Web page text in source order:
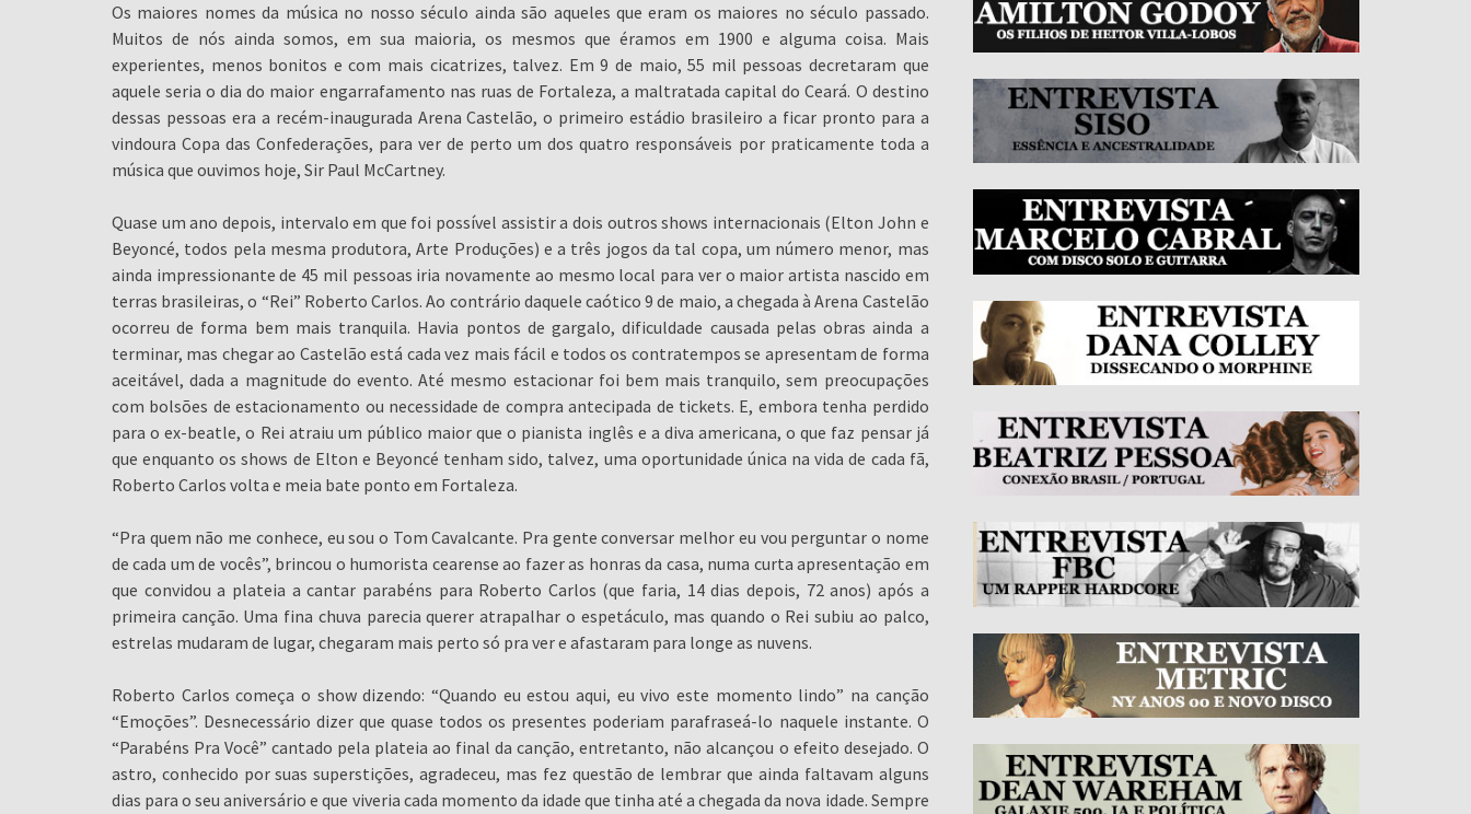
Os maiores nomes da música no nosso século ainda são aqueles que eram os maiores no século passado.
Muitos de nós ainda somos, em sua maioria, os mesmos que éramos em 1900 e alguma coisa. Mais
experientes, menos bonitos e com mais cicatrizes, talvez. Em 9 de maio, 55 mil pessoas decretaram que
aquele seria o dia do maior engarrafamento nas ruas de Fortaleza, a maltratada capital do Ceará. O destino
dessas pessoas era a recém-inaugurada Arena Castelão, o primeiro estádio brasileiro a ficar pronto para a
vindoura Copa das Confederações, para ver de perto um dos quatro responsáveis por praticamente toda a
música que ouvimos hoje, Sir Paul McCartney.
Quase um ano depois, intervalo em que foi possível assistir a dois outros shows internacionais (Elton John e
Beyoncé, todos pela mesma produtora, Arte Produções) e a três jogos da tal copa, um número menor, mas
ainda impressionante de 45 mil pessoas iria novamente ao mesmo local para ver o maior artista nascido em
terras brasileiras, o “Rei” Roberto Carlos. Ao contrário daquele caótico 9 de maio, a chegada à Arena Castelão
ocorreu de forma bem mais tranquila. Havia pontos de gargalo, dificuldade causada pelas obras ainda a
terminar, mas chegar ao Castelão está cada vez mais fácil e todos os contratempos se apresentam de forma
aceitável, dada a magnitude do evento. Até mesmo estacionar foi bem mais tranquilo, sem preocupações
com bolsões de estacionamento ou necessidade de compra antecipada de tickets. E, embora tenha perdido
para o ex-beatle, o Rei atraiu um público maior que o pianista inglês e a diva americana, o que faz pensar já
que enquanto os shows de Elton e Beyoncé tenham sido, talvez, uma oportunidade única na vida de cada fã,
Roberto Carlos volta e meia bate ponto em Fortaleza.
“Pra quem não me conhece, eu sou o Tom Cavalcante. Pra gente conversar melhor eu vou perguntar o nome
de cada um de vocês”, brincou o humorista cearense ao fazer as honras da casa, numa curta apresentação em
que convidou a plateia a cantar parabéns para Roberto Carlos (que faria, 14 dias depois, 72 anos) após a
primeira canção. Uma fina chuva parecia querer atrapalhar o espetáculo, mas quando o Rei subiu ao palco,
estrelas mudaram de lugar, chegaram mais perto só pra ver e afastaram para longe as nuvens.
Roberto Carlos começa o show dizendo: “Quando eu estou aqui, eu vivo este momento lindo” na canção
“Emoções”. Desnecessário dizer que quase todos os presentes poderiam parafraseá-lo naquele instante. O
“Parabéns Pra Você” cantado pela plateia ao final da canção, entretanto, não alcançou o efeito desejado. O
astro, conhecido por suas superstições, agradeceu, mas fez questão de lembrar que ainda faltavam alguns
dias para o seu aniversário e que viveria cada momento da idade que tinha até a chegada da nova idade. Sempre